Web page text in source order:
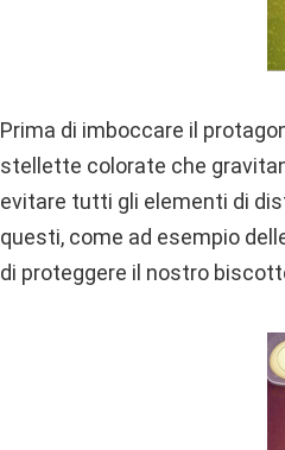
Prima di imboccare il
stellette colorate che
evitare tutti gli elementi di
questi, come ad esempio
di proteggere il nostro